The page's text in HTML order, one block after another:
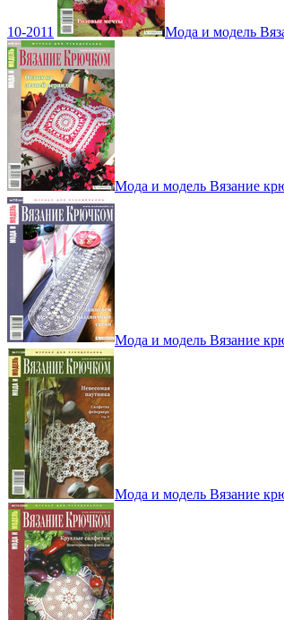
10-2011 Мода и модель
Мода и модель Вязание
Мода и модель Вязание
Мода и модель Вязание